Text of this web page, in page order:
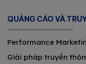
QUẢNG CÁO VÀ
Performance
Giải pháp truyền